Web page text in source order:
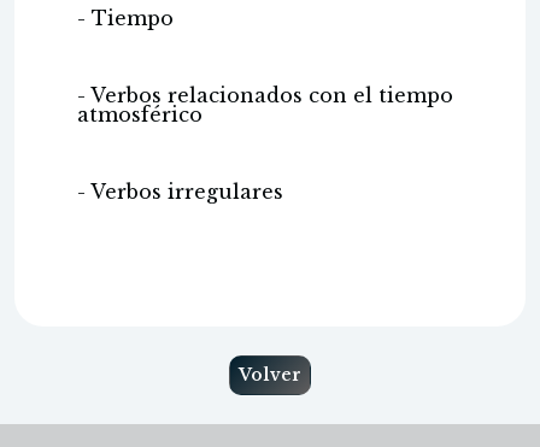
- Tiempo
- Verbos relacionados con el tiempo
atmosférico
- Verbos irregulares
Volver